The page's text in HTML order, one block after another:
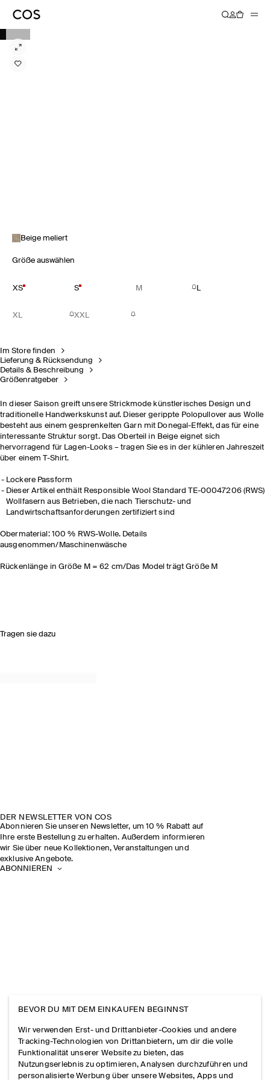
Beige meliert
Größe auswählen
XS S M L
XL XXL
Im Store finden
Lieferung & Rücksendung
Details & Beschreibung
Größenratgeber
In dieser Saison greift unsere Strickmode künstlerisches Design und
traditionelle Handwerkskunst auf. Dieser gerippte Polopullover aus Wolle
besteht aus einem gesprenkelten Garn mit Donegal-Effekt, das für eine
interessante Struktur sorgt. Das Oberteil in Beige eignet sich
hervorragend für Lagen-Looks – tragen Sie es in der kühleren Jahreszeit
über einem T-Shirt.
Lockere Passform
Dieser Artikel enthält Responsible Wool Standard TE-00047206 (RWS)
Wollfasern aus Betrieben, die nach Tierschutz- und
Landwirtschaftsanforderungen zertifiziert sind
Obermaterial: 100 % RWS-Wolle. Details
ausgenommen/Maschinenwäsche
Rückenlänge in Größe M = 62 cm/Das Model trägt Größe M
Tragen sie dazu
DER NEWSLETTER VON COS
Abonnieren Sie unseren Newsletter, um 10 % Rabatt auf
Ihre erste Bestellung zu erhalten. Außerdem informieren
wir Sie über neue Kollektionen, Veranstaltungen und
exklusive Angebote.
ABONNIEREN
BEVOR DU MIT DEM EINKAUFEN BEGINNST
Wir verwenden Erst- und Drittanbieter-Cookies und andere
Tracking-Technologien von Drittanbietern, um dir die volle
Funktionalität unserer Website zu bieten, das
Nutzungserlebnis zu optimieren, Analysen durchzuführen und
personalisierte Werbung über unsere Websites, Apps und